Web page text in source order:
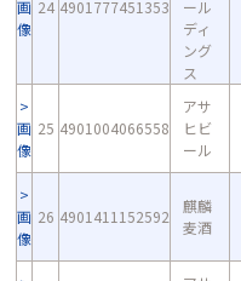
画
像
24 4901777451353
ール
ディ
ング
ス
画
像
25 4901004066558
アサ
ヒビ
ール
画
像
26 4901411152592
麒麟
麦酒